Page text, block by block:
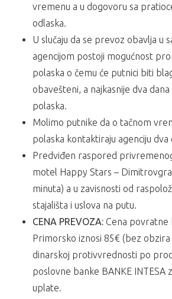
vremenu a u dogovoru sa
odlaska.
U slučaju da se prevoz obavlja u
agencijom postoji mogućnost
polaska o čemu će putnici biti
obavešteni, a najkasnije dva
polaska.
Molimo putnike da o tačnom
polaska kontaktiraju agenciju
Predviđen raspored
motel Happy Stars –
minuta) a u zavisnosti od
stajališta i uslova na putu.
CENA PREVOZA: Cena povratne
Primorsko iznosi 85€ (bez obzira
dinarskoj protivvrednosti po
poslovne banke BANKE INTESA
uplate.